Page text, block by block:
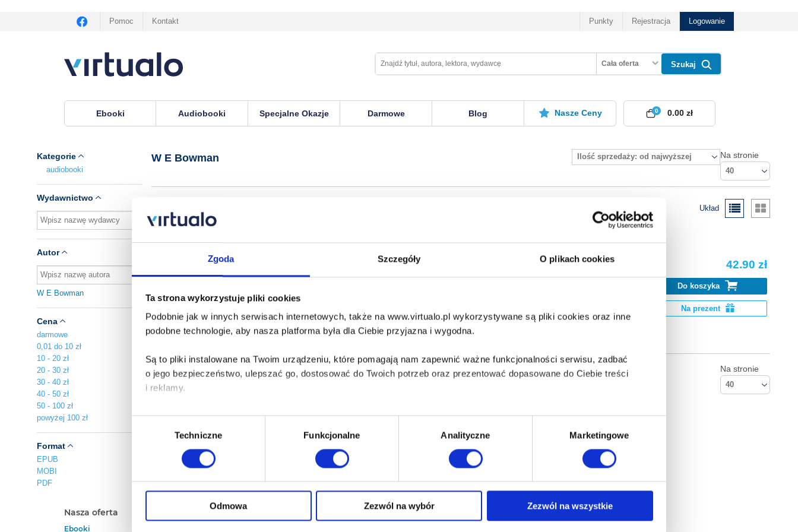
Zgoda Szczegóły O plikach cookies
Ta strona wykorzystuje pliki cookies
Podobnie jak w innych serwisach internetowych, także na www.virtualo.pl wykorzystywane są pliki cookies oraz inne
podobne technologie, aby nasza platforma była dla Ciebie przyjazna i wygodna.
Są to pliki instalowane na Twoim urządzeniu, które pomagają nam zapewnić ważne funkcjonalności serwisu, zadbać
o jego bezpieczeństwo, ulepszać go, dostosować do Twoich potrzeb oraz prezentować dopasowane do Ciebie treści
i reklamy.
Poza plikami, które są nam niezbędne do prawidłowego i bezpiecznego działania serwisu - są także takie, które wymagają
Twojej zgody.
Każda udzielona zgoda poprawi Twoje doświadczenia jeśli jesteś naszym Użytkownikiem.
zgody
Techniczne Funkcjonalne Analityczne Marketingowe
Odmowa Zezwól na wybór Zezwól na wszystkie
Pomoc Kontakt Punkty Rejestracja Logowanie
Cała oferta Szukaj
Ebooki Audiobooki Specjalne Okazje Darmowe Blog Nasze Ceny 0
0.00 zł
Kategorie
audiobooki
Wydawnictwo
Autor
W E Bowman
Cena
darmowe
0,01 do 10 zł
10 - 20 zł
20 - 30 zł
30 - 40 zł
40 - 50 zł
50 - 100 zł
powyżej 100 zł
Format
EPUB
MOBI
PDF
W E Bowman Ilość sprzedaży: od najwyższej Na stronie
40
Układ
plik ze swojej biblioteki i odsłuchaj go w dowolnej innej aplikacji...
AUDIOBOOK:MP3
Zabezpieczenie:
42.90 zł
Do koszyka
Na prezent
Na stronie
40
Nasza oferta
Ebooki
Baza wiedzy Kontakt